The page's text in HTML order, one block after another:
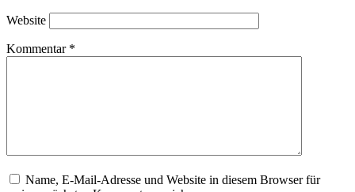
Website
Kommentar *
Name, E-Mail-Adresse und Website in diesem Browser für